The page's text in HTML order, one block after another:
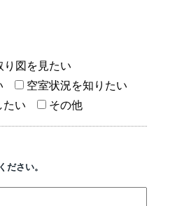
り図を見たい
空室状況を知りたい
たい
その他
ださい。